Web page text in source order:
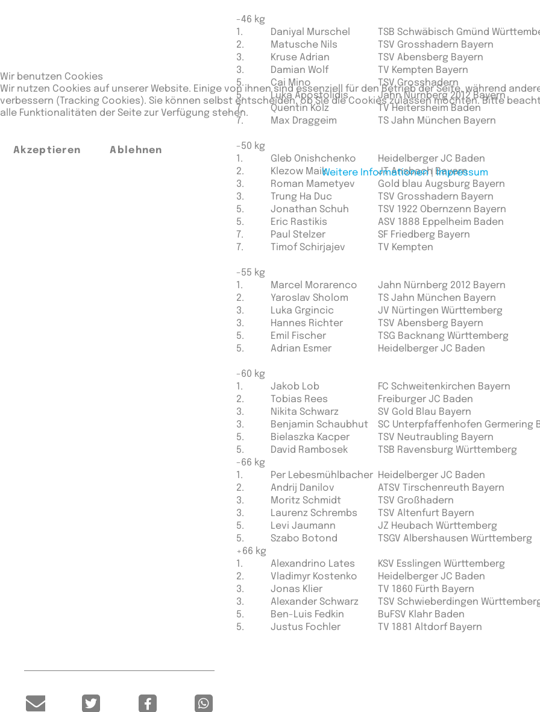
-46 kg
1.
Daniyal Murschel
TSB Schwäbisch Gmünd
2.
Matusche Nils
TSV Grosshadern Bayern
3.
Kruse Adrian
TSV Abensberg Bayern
3.
Damian Wolf
TV Kempten Bayern
5.
Cai Mino
TSV Grosshadern
5.
Luka Apostolidis
Jahn Nürnberg 2012 Bayern
7.
Quentin Kölz
TV Heitersheim Baden
7.
Max Draggeim TS Jahn München Bayern
-50 kg
1.
Gleb Onishchenko
Heidelberger JC Baden
2.
Klezow Maik
JT Ansbach Bayern
3.
Roman Mametyev
Gold blau Augsburg Bayern
3.
Trung Ha Duc
TSV Grosshadern Bayern
5.
Jonathan Schuh
TSV 1922 Obernzenn Bayern
5.
Eric Rastikis
ASV 1888 Eppelheim Baden
7.
Paul Stelzer
SF Friedberg Bayern
7.
Timof Schirjajev TV Kempten
-55 kg
1.
Marcel Morarenco
Jahn Nürnberg 2012 Bayern
2.
Yaroslav Sholom
TS Jahn München Bayern
3.
Luka Grgincic
JV Nürtingen Württemberg
3.
Hannes Richter
TSV Abensberg Bayern
5.
Emil Fischer
TSG Backnang Württemberg
5.
Adrian Esmer Heidelberger JC Baden
-60 kg
1.
Jakob Lob
FC Schweitenkirchen Bayern
2.
Tobias Rees
Freiburger JC Baden
3.
Nikita Schwarz
SV Gold Blau Bayern
3.
Benjamin Schaubhut
SC Unterpfaffenhofen Germering
5.
Bielaszka Kacper
TSV Neutraubling Bayern
5.
David Rambosek
TSB Ravensburg Württemberg
-66 kg
1.
Per Lebesmühlbacher
Heidelberger JC Baden
2.
Andrij Danilov
ATSV Tirschenreuth Bayern
3.
Moritz Schmidt
TSV Großhadern
3.
Laurenz Schrembs
TSV Altenfurt Bayern
5.
Levi Jaumann
JZ Heubach Württemberg
5.
Szabo Botond
TSGV Albershausen Württemberg
+66 kg
1.
Alexandrino Lates
KSV Esslingen Württemberg
2.
Vladimyr Kostenko
Heidelberger JC Baden
3.
Jonas Klier
TV 1860 Fürth Bayern
3.
Alexander Schwarz
TSV Schwieberdingen
5.
Ben-Luis Fedkin
BuFSV Klahr Baden
5.
Justus Fochler TV 1881 Altdorf Bayern
Wir benutzen Cookies
Wir nutzen Cookies auf unserer Website. Einige von ihnen sind essenziell für den Betrieb der Seite, während
verbessern (Tracking Cookies). Sie können selbst entscheiden, ob Sie die Cookies zulassen möchten. Bitte
alle Funktionalitäten der Seite zur Verfügung stehen.
Akzeptieren Ablehnen
Weitere Informationen|Impressum